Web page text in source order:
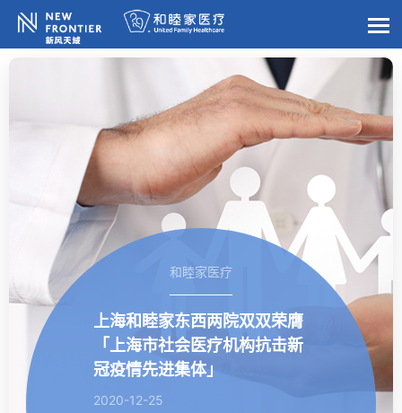
和睦家医疗
上海和睦家东西两院双双荣膺
「上海市社会医疗机构抗击新
冠疫情先进集体」
2020-12-25